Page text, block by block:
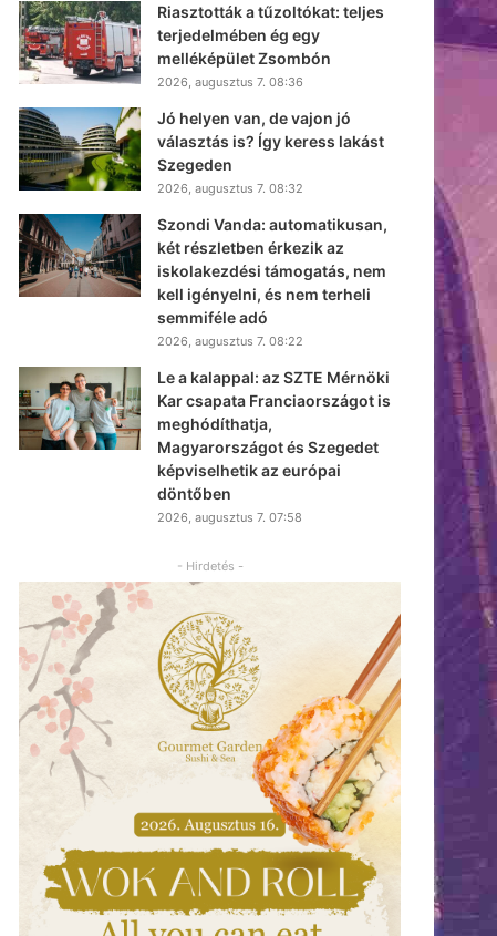
Riasztották a tűzoltókat: teljes
terjedelmében ég egy
melléképület Zsombón
2026, augusztus 7. 08:36
Jó helyen van, de vajon jó
választás is? Így keress lakást
Szegeden
2026, augusztus 7. 08:32
Szondi Vanda: automatikusan,
két részletben érkezik az
iskolakezdési támogatás, nem
kell igényelni, és nem terheli
semmiféle adó
2026, augusztus 7. 08:22
Le a kalappal: az SZTE Mérnöki
Kar csapata Franciaországot is
meghódíthatja,
Magyarországot és Szegedet
képviselhetik az európai
döntőben
2026, augusztus 7. 07:58
- Hirdetés -